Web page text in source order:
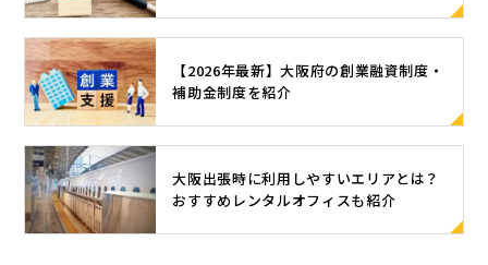
【2026年最新】大阪府の創業融資制度・
補助金制度を紹介
大阪出張時に利用しやすいエリアとは？
おすすめレンタルオフィスも紹介